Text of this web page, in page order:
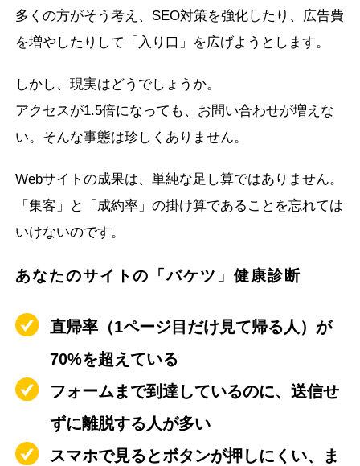
多くの方がそう考え、SEO対策を強化したり、広告費
を増やしたりして「入り口」を広げようとします。
しかし、現実はどうでしょうか。
アクセスが1.5倍になっても、お問い合わせが増えな
い。そんな事態は珍しくありません。
Webサイトの成果は、単純な足し算ではありません。
「集客」と「成約率」の掛け算であることを忘れては
いけないのです。
あなたのサイトの「バケツ」健康診断
直帰率（1ページ目だけ見て帰る人）が
70%を超えている
フォームまで到達しているのに、送信せ
ずに離脱する人が多い
スマホで見るとボタンが押しにくい、ま